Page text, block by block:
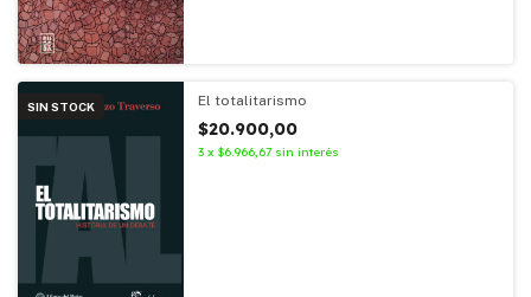
SIN STOCK El totalitarismo
$20.900,00
3 x $6.966,67 sin interés